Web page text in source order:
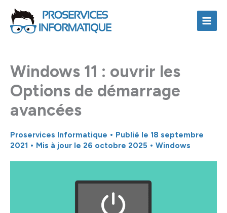
Aller
contenu
Windows 11 : ouvrir les
Options de démarrage
avancées
Proservices Informatique • Publié le 18 septembre
2021 • Mis à jour le 26 octobre 2025 • Windows